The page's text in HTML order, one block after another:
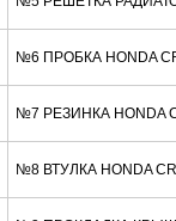
№6 ПРОБКА HONDA
№7 РЕЗИНКА HONDA
№8 ВТУЛКА HONDA